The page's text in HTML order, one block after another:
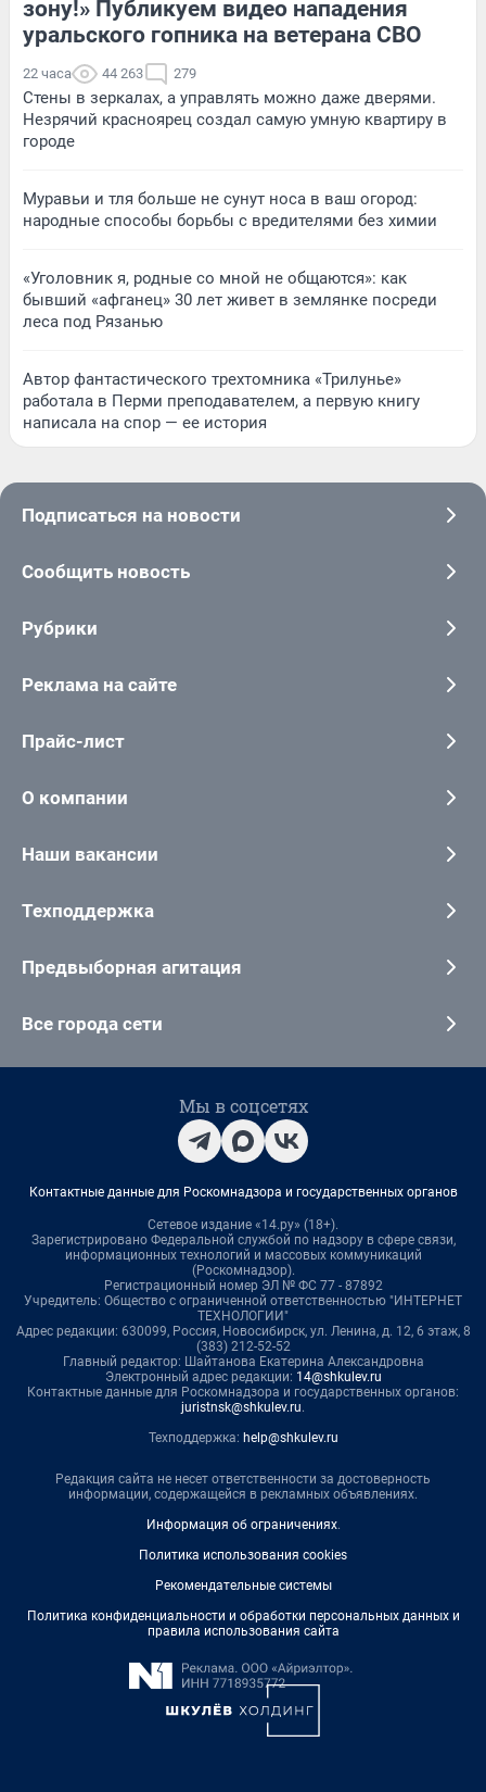
зону!» Публикуем видео нападения
уральского гопника на ветерана СВО
22 часа 44 263 279
Стены в зеркалах, а управлять можно даже дверями.
Незрячий красноярец создал самую умную квартиру в
городе
Муравьи и тля больше не сунут носа в ваш огород:
народные способы борьбы с вредителями без химии
«Уголовник я, родные со мной не общаются»: как
бывший «афганец» 30 лет живет в землянке посреди
леса под Рязанью
Автор фантастического трехтомника «Трилунье»
работала в Перми преподавателем, а первую книгу
написала на спор — ее история
Подписаться на новости
Сообщить новость
Рубрики
Реклама на сайте
Прайс-лист
О компании
Наши вакансии
Техподдержка
Предвыборная агитация
Все города сети
Мы в соцсетях
Контактные данные для Роскомнадзора и государственных органов
Сетевое издание «14.ру» (18+).
Зарегистрировано Федеральной службой по надзору в сфере связи,
информационных технологий и массовых коммуникаций
(Роскомнадзор).
Регистрационный номер ЭЛ № ФС 77 - 87892
Учредитель: Общество с ограниченной ответственностью "ИНТЕРНЕТ
ТЕХНОЛОГИИ"
Адрес редакции: 630099, Россия, Новосибирск, ул. Ленина, д. 12, 6 этаж, 8
(383) 212-52-52
Главный редактор: Шайтанова Екатерина Александровна
Электронный адрес редакции: 14@shkulev.ru
Контактные данные для Роскомнадзора и государственных органов:
juristnsk@shkulev.ru.
Техподдержка: help@shkulev.ru
Редакция сайта не несет ответственности за достоверность
информации, содержащейся в рекламных объявлениях.
Информация об ограничениях.
Политика использования cookies
Рекомендательные системы
Политика конфиденциальности и обработки персональных данных и
правила использования сайта